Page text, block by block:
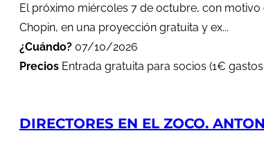
El próximo miércoles 7 de octubre, con
Chopin, en una proyección gratuita y ex...
¿Cuándo? 07/10/2026
Precios Entrada gratuita para socios (1€
DIRECTORES EN EL ZOCO.